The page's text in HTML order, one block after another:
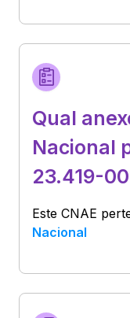
Qual
Nacional
23.419-
Este CNAE
Nacional